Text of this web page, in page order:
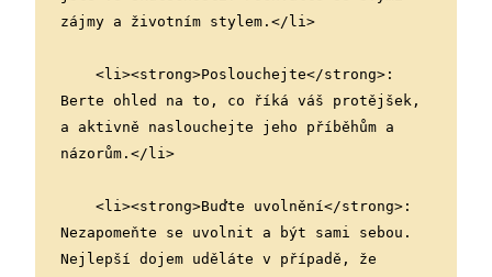
zájmy a životním stylem.</li>
Berte ohled na to, co říká váš protějšek,
a aktivně naslouchejte jeho příběhům a
názorům.</li>
Nezapomeňte se uvolnit a být sami sebou.
Nejlepší dojem uděláte v případě, že